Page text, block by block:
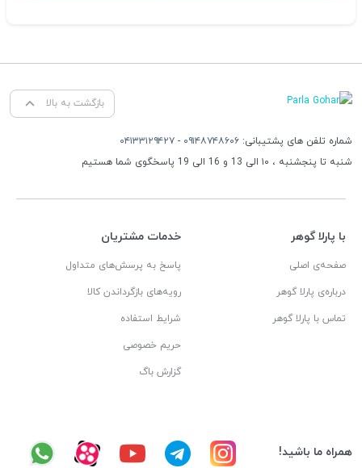
بازگشت به بالا
شماره تلفن های پشتیبانی: ۰۹۱۴۸۷۴۸۶۰۶ - ۰۴۱۳۳۱۲۹۴۲۷
شنبه تا پنجشنبه ، ۱۰ الی 13 و 16 الی 19 پاسخگوی شما هستیم
با پارلا گوهر
صفحه‌ی اصلی
درباره‌ی پارلا گوهر
تماس با پارلا گوهر
خدمات مشتریان
پاسخ به پرسش‌های متداول
رویه‌های بازگرداندن کالا
شرایط استفاده
حریم خصوصی
گزارش باگ
همراه ما باشید!